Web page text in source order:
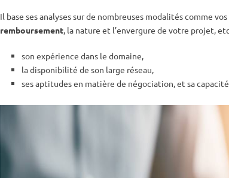
Il base ses analyses sur de nombreuses modalités comme
remboursement, la nature et l’envergure de votre projet,
son expérience dans le domaine,
la disponibilité de son large réseau,
ses aptitudes en matière de négociation, et sa